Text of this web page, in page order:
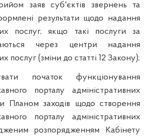
заяв суб'єктів звернень та
результати щодо надання
послуг, якщо такі послуги за
через центри надання
послуг (зміни до статті 12 Закону);
початок функціонування
порталу адміністративних
Планом заходів щодо створення
порталу адміністративних
розпорядженням Кабінету